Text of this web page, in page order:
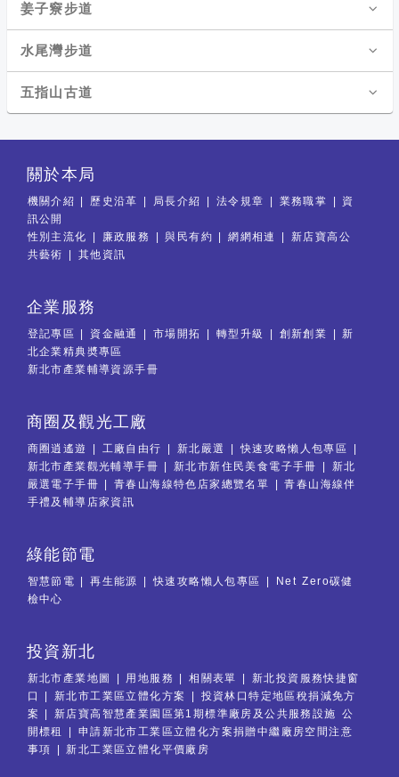
姜子竂步道
水尾灣步道
五指山古道
關於本局
機關介紹 歷史沿革 局長介紹 法令規章 業務職掌
資
訊公開
性別主流化
廉政服務 與民有約 網網相連
新店寶高公
共藝術
其他資訊
企業服務
登記專區 資金融通 市場開拓 轉型升級 創新創業
新
北企業精典奬專區
新北市產業輔導資源手冊
商圈及觀光工廠
商圈逍遙遊 工廠自由行 新北嚴選
快速攻略懶人包專區
新北市產業觀光輔導手冊
新北市新住民美食電子手冊
新北
嚴選電子手冊
青春山海線特色店家總覽名單
青春山海線伴
手禮及輔導店家資訊
綠能節電
智慧節電 再生能源 快速攻略懶人包專區
Net Zero碳健
檢中心
投資新北
新北市產業地圖 用地服務 相關表單
新北投資服務快捷窗
口
新北市工業區立體化方案
投資林口特定地區稅捐減免方
案
新店寶高智慧產業園區第1期標準廠房及公共服務設施 公
開標租
申請新北市工業區立體化方案捐贈中繼廠房空間注意
事項
新北工業區立體化平價廠房